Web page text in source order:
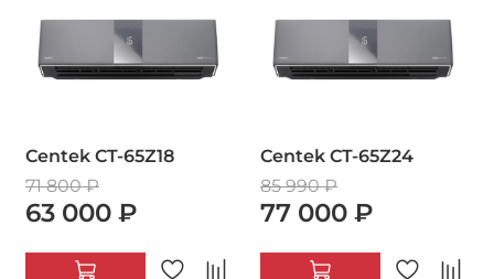
Centek CT-65Z18
71 800 ₽
63 000 ₽
Centek CT-65Z24
85 990 ₽
77 000 ₽